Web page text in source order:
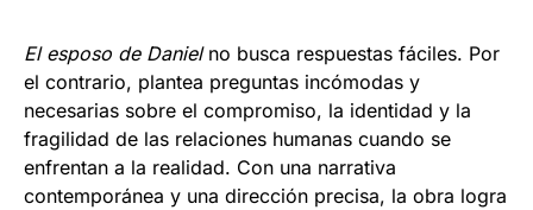
El esposo de Danielno busca respuestas fáciles. Por
el contrario, plantea preguntas incómodas y
necesarias sobre el compromiso, la identidad y la
fragilidad de las relaciones humanas cuando se
enfrentan a la realidad. Con una narrativa
contemporánea y una dirección precisa, la obra logra